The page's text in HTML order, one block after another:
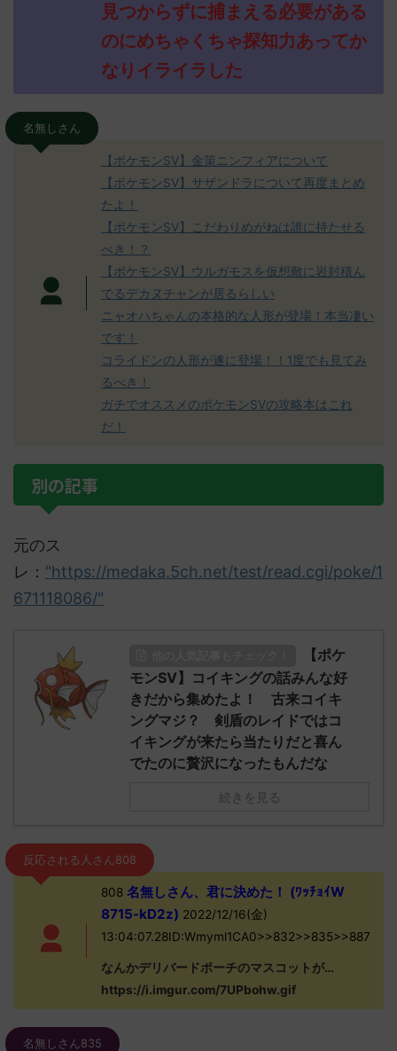
見つからずに捕まえる必要がある
のにめちゃくちゃ探知力あってか
なりイライラした
名無しさん
【ポケモンSV】金策ニンフィアについて
【ポケモンSV】サザンドラについて再度まとめ
たよ！
【ポケモンSV】こだわりめがねは誰に持たせる
べき！？
【ポケモンSV】ウルガモスを仮想敵に岩封積ん
でるデカヌチャンが居るらしい
ニャオハちゃんの本格的な人形が登場！本当凄い
です！
コライドンの人形が遂に登場！！1度でも見てみ
るべき！
ガチでオススメのポケモンSVの攻略本はこれ
だ！
別の記事
元のス
レ： "https://medaka.5ch.net/test/read.cgi/poke/1
671118086/"
【ポケ
モンSV】コイキングの話みんな好
きだから集めたよ！ 古来コイキ
ングマジ？ 剣盾のレイドではコ
イキングが来たら当たりだと喜ん
でたのに贅沢になったもんだな
続きを見る
反応される人さん808
808名無しさん、君に決めた！ (ﾜｯﾁｮｲW
8715-kD2z) 2022/12/16(金)
13:04:07.28ID:Wmyml1CA0>>832>>835>>887
なんかデリバードポーチのマスコットが…
https://i.imgur.com/7UPbohw.gif
名無しさん835